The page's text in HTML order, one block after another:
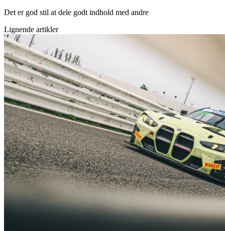
Det er god stil at dele godt indhold med andre
Lignende artikler